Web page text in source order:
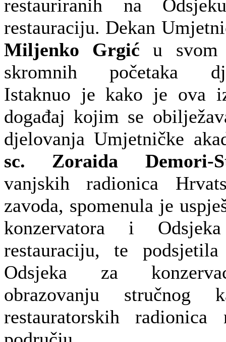
restauriranih na
restauraciju. Dekan
Miljenko Grgiću svom
skromnih početaka
Istaknuo je kako je ova
događaj kojim se
djelovanja Umjetničke
sc. Zoraida Demori-
vanjskih radionica
zavoda, spomenula je
konzervatora i
restauraciju, te
Odsjeka za
obrazovanju stručnog
restauratorskih